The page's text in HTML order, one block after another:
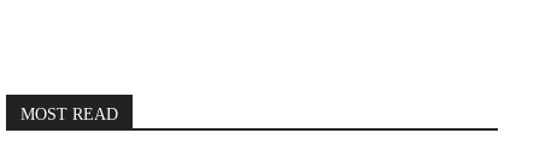
MOST READ